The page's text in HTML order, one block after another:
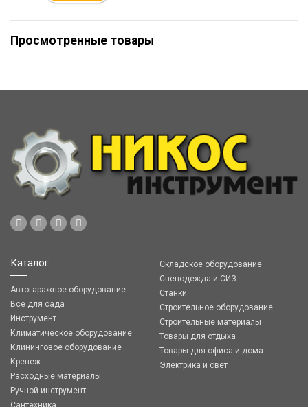
Просмотренные товары
Каталог
Автогаражное оборудование
Все для сада
Инструмент
Климатическое оборудование
Клининговое оборудование
Крепеж
Расходные материалы
Ручной инструмент
Сантехника
Складское оборудование
Спецодежда и СИЗ
Станки
Строительное оборудование
Строительные материалы
Товары для отдыха
Товары для офиса и дома
Электрика и свет